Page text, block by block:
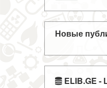
Новые
ELIB.GE -